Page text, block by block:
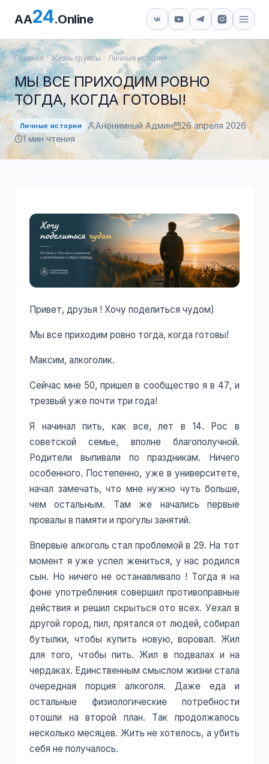
AA24.Online
Главная Жизнь группы Личные истории
МЫ ВСЕ ПРИХОДИМ РОВНО
ТОГДА, КОГДА ГОТОВЫ!
Личные истории Анонимный Админ
26 апреля 2026
1 мин чтения
Привет, друзья ! Хочу поделиться чудом)
Мы все приходим ровно тогда, когда готовы!
Максим, алкоголик.
Сейчас мне 50, пришел в сообщество я в 47, и
трезвый уже почти три года!
Я начинал пить, как все, лет в 14. Рос в
советской семье, вполне благополучной.
Родители выпивали по праздникам. Ничего
особенного. Постепенно, уже в университете,
начал замечать, что мне нужно чуть больше,
чем остальным. Там же начались первые
провалы в памяти и прогулы занятий.
Впервые алкоголь стал проблемой в 29. На тот
момент я уже успел жениться, у нас родился
сын. Но ничего не останавливало ! Тогда я на
фоне употребления совершил противоправные
действия и решил скрыться ото всех. Уехал в
другой город, пил, прятался от людей, собирал
бутылки, чтобы купить новую, воровал. Жил
для того, чтобы пить. Жил в подвалах и на
чердаках. Единственным смыслом жизни стала
очередная порция алкоголя. Даже еда и
остальные физиологические потребности
отошли на второй план. Так продолжалось
несколько месяцев. Жить не хотелось, а убить
себя не получалось.